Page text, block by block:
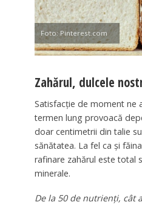
Foto: Pinterest.com
Zahărul, dulcele
Satisfacţie de moment ne
termen lung provoacă
doar centimetrii din talie
sănătatea. La fel ca şi
rafinare zahărul este total
minerale.
De la 50 de nutrienţi, cât